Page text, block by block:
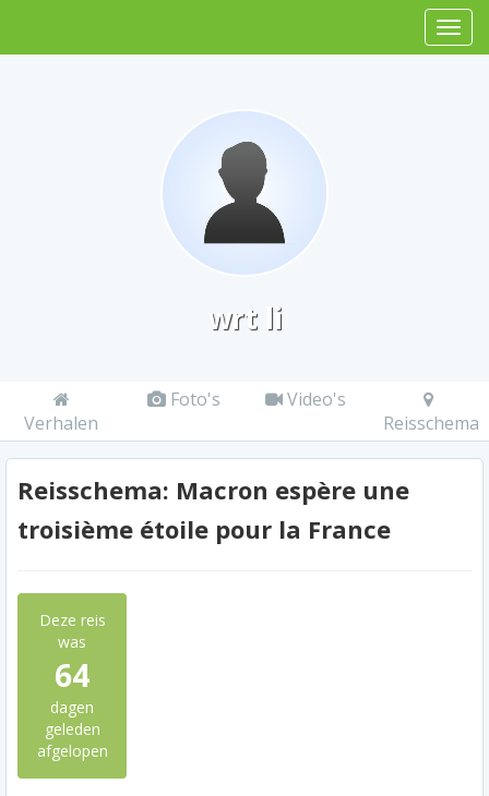
wrt li
Verhalen
Foto's
Video's
Reisschema
Reisschema: Macron espère une
troisième étoile pour la France
Deze reis
was
64
dagen
geleden
afgelopen